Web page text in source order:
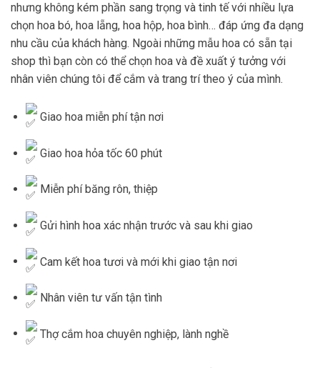
nhưng không kém phần sang trọng và tinh tế với nhiều lựa
chọn hoa bó, hoa lẵng, hoa hộp, hoa bình… đáp ứng đa dạng
nhu cầu của khách hàng. Ngoài những mẫu hoa có sẵn tại
shop thì bạn còn có thể chọn hoa và đề xuất ý tưởng với
nhân viên chúng tôi để cắm và trang trí theo ý của mình.
Giao hoa miễn phí tận nơi
Giao hoa hỏa tốc 60 phút
Miễn phí băng rôn, thiệp
Gửi hình hoa xác nhận trước và sau khi giao
Cam kết hoa tươi và mới khi giao tận nơi
Nhân viên tư vấn tận tình
Thợ cắm hoa chuyên nghiệp, lành nghề